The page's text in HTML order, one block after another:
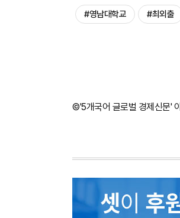
#영남대학교 #최외출
©'5개국어 글로벌 경제신문'